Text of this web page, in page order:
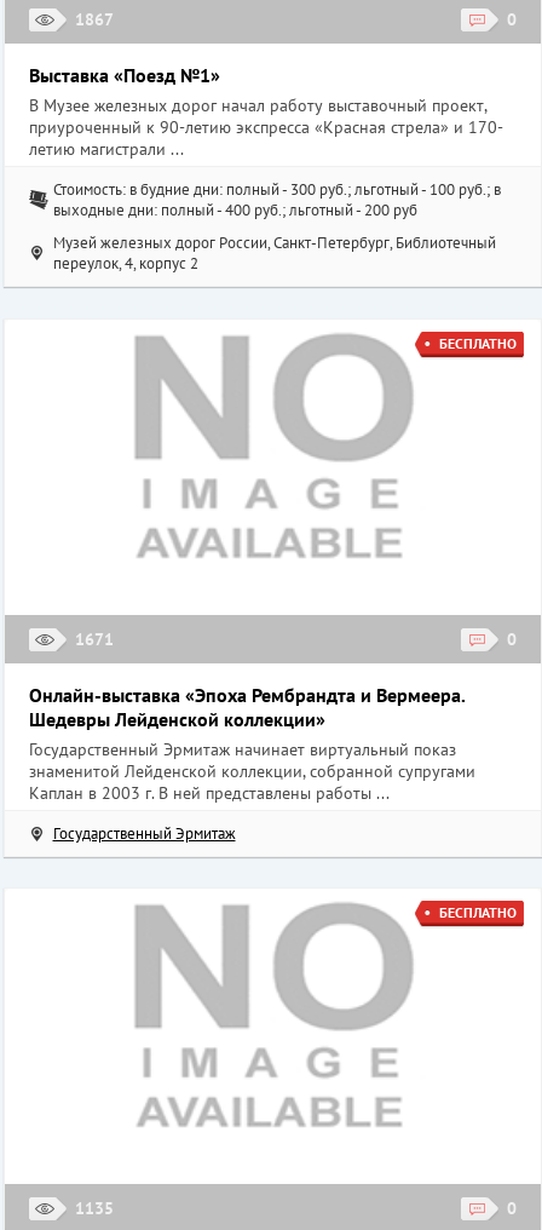
1867 0
Выставка «Поезд №1»
В Музее железных дорог начал работу выставочный проект,
приуроченный к 90-летию экспресса «Красная стрела» и 170-
летию магистрали ...
Стоимость: в будние дни: полный - 300 руб.; льготный - 100 руб.; в
выходные дни: полный - 400 руб.; льготный - 200 руб
Музей железных дорог России, Санкт-Петербург, Библиотечный
переулок, 4, корпус 2
1671 0
БЕСПЛАТНО
Онлайн-выставка «Эпоха Рембрандта и Вермеера.
Шедевры Лейденской коллекции»
Государственный Эрмитаж начинает виртуальный показ
знаменитой Лейденской коллекции, собранной супругами
Каплан в 2003 г. В ней представлены работы ...
Государственный Эрмитаж
1135 0
БЕСПЛАТНО